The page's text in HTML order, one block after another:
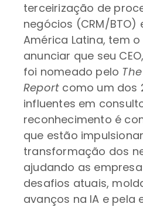
terceirização de
negócios (CRM/BTO)
América Latina, tem
anunciar que seu
foi nomeado pelo
Report como um dos
influentes em
reconhecimento é
que estão
transformação dos
ajudando as
desafios atuais,
avanços na IA e pela